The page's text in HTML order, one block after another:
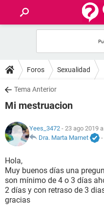
FOROS
SALUD
NUTRICIÓN
BIENESTAR
SEXUALIDAD
Foros Sexualidad
Tema Anterior
Mi mestruacion
Yees_3472 - 23 ago 2019
Dra. Marta Marnet
-
Hola,
Muy buenos días una
son mínimo de 4 o 3 días
2 días y con retraso de 3
gracias